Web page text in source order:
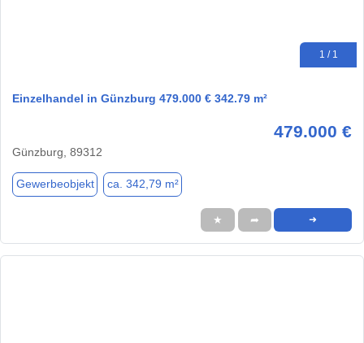
1 / 1
Einzelhandel in Günzburg 479.000 € 342.79 m²
479.000 €
Günzburg, 89312
Gewerbeobjekt ca. 342,79 m²
★ ➦ ➜